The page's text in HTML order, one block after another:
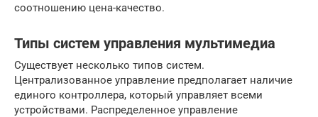
соотношению цена-качество.
Типы систем управления мультимедиа
Существует несколько типов систем.
Централизованное управление предполагает наличие
единого контроллера, который управляет всеми
устройствами. Распределенное управление